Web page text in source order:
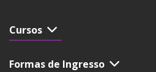
Cursos
Formas de Ingresso